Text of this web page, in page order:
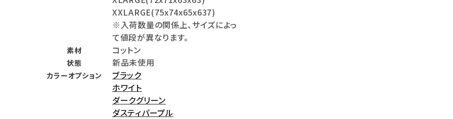
会員登録
Follow us
XXLARGE(75x74x65x637)
※入荷数量の関係上、サイズによっ
て値段が異なります。
素材 コットン
状態 新品未使用
カラーオプション
ブラック
ホワイト
ダークグリーン
ダスティパープル